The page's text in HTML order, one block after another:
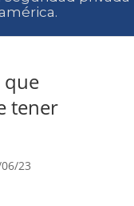
que
tener
23